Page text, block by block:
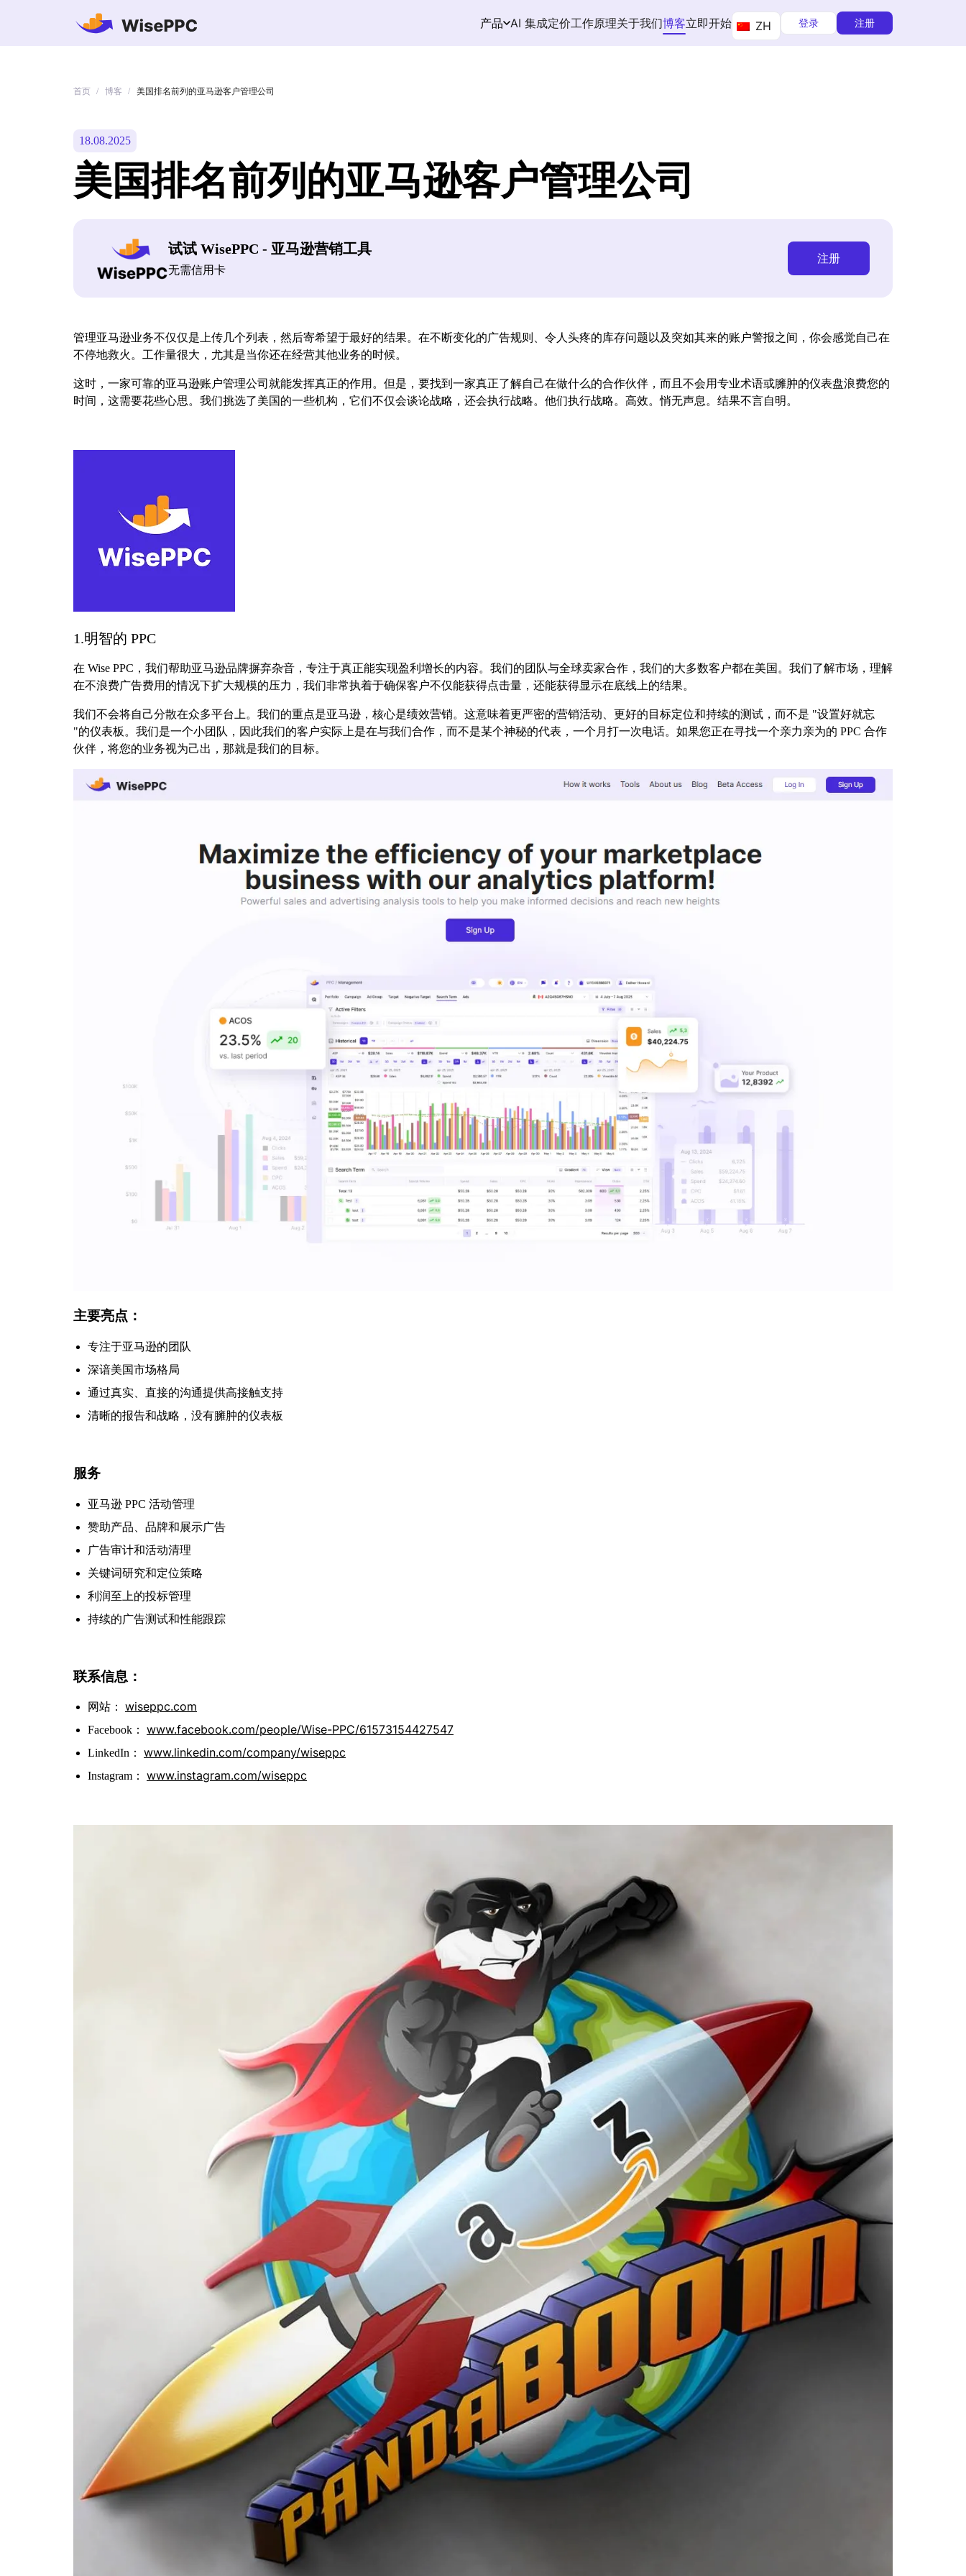
产品 AI 集成定价工作原理关于我们博客立即开始 ZH 登录 注册
首页 / 博客 / 美国排名前列的亚马逊客户管理公司
18.08.2025
美国排名前列的亚马逊客户管理公司
试试 WisePPC - 亚马逊营销工具
无需信用卡
注册
管理亚马逊业务不仅仅是上传几个列表，然后寄希望于最好的结果。在不断变化的广告规则、令人头疼的库存问题以及突如其来的账户警报之间，你会感觉自己在
不停地救火。工作量很大，尤其是当你还在经营其他业务的时候。
这时，一家可靠的亚马逊账户管理公司就能发挥真正的作用。但是，要找到一家真正了解自己在做什么的合作伙伴，而且不会用专业术语或臃肿的仪表盘浪费您的
时间，这需要花些心思。我们挑选了美国的一些机构，它们不仅会谈论战略，还会执行战略。他们执行战略。高效。悄无声息。结果不言自明。
1.明智的 PPC
在 Wise PPC，我们帮助亚马逊品牌摒弃杂音，专注于真正能实现盈利增长的内容。我们的团队与全球卖家合作，我们的大多数客户都在美国。我们了解市场，理解
在不浪费广告费用的情况下扩大规模的压力，我们非常执着于确保客户不仅能获得点击量，还能获得显示在底线上的结果。
我们不会将自己分散在众多平台上。我们的重点是亚马逊，核心是绩效营销。这意味着更严密的营销活动、更好的目标定位和持续的测试，而不是 "设置好就忘
"的仪表板。我们是一个小团队，因此我们的客户实际上是在与我们合作，而不是某个神秘的代表，一个月打一次电话。如果您正在寻找一个亲力亲为的 PPC 合作
伙伴，将您的业务视为己出，那就是我们的目标。
主要亮点：
专注于亚马逊的团队
深谙美国市场格局
通过真实、直接的沟通提供高接触支持
清晰的报告和战略，没有臃肿的仪表板
服务
亚马逊 PPC 活动管理
赞助产品、品牌和展示广告
广告审计和活动清理
关键词研究和定位策略
利润至上的投标管理
持续的广告测试和性能跟踪
联系信息：
网站： wiseppc.com
Facebook： www.facebook.com/people/Wise-PPC/61573154427547
LinkedIn： www.linkedin.com/company/wiseppc
Instagram： www.instagram.com/wiseppc